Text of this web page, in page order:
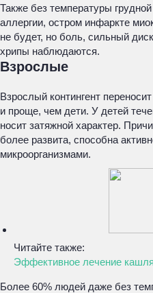
Также без температуры
аллергии, остром инфаркте
не будет, но боль, сильный
хрипы наблюдаются.
Взрослые
Взрослый контингент
и проще, чем дети. У детей
носит затяжной характер.
более развита, способна
микроорганизмами.
Читайте также:
Эффективное лечение
Более 60% людей даже без